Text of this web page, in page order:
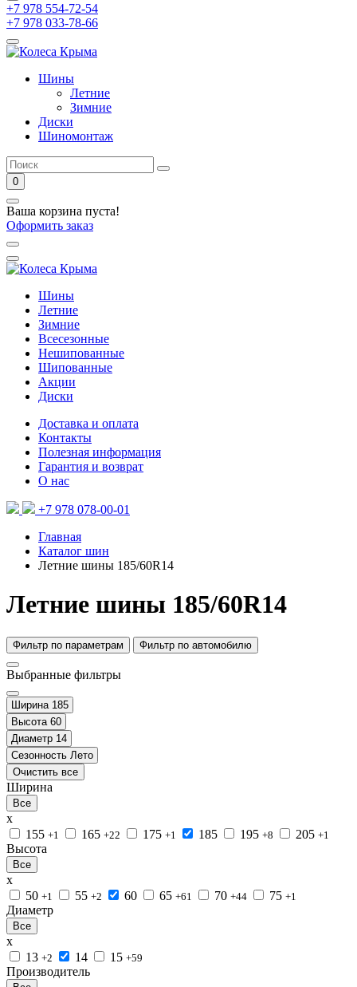
+7 978 554-72-54
+7 978 033-78-66
Шины
Летние
Зимние
Диски
Шиномонтаж
0
Ваша корзина пуста!
Оформить заказ
Шины
Летние
Зимние
Всесезонные
Нешипованные
Шипованные
Акции
Диски
Доставка и оплата
Контакты
Полезная информация
Гарантия и возврат
О нас
+7 978 078-00-01
Главная
Каталог шин
Летние шины 185/60R14
Летние шины 185/60R14
Фильтр по параметрам Фильтр по автомобилю
Выбранные фильтры
Ширина 185
Высота 60
Диаметр 14
Сезонность Лето
Очистить все
Ширина
Все
x
155 +1 165 +22 175 +1 185 195 +8 205 +1
Высота
Все
x
50 +1 55 +2 60 65 +61 70 +44 75 +1
Диаметр
Все
x
13 +2 14 15 +59
Производитель